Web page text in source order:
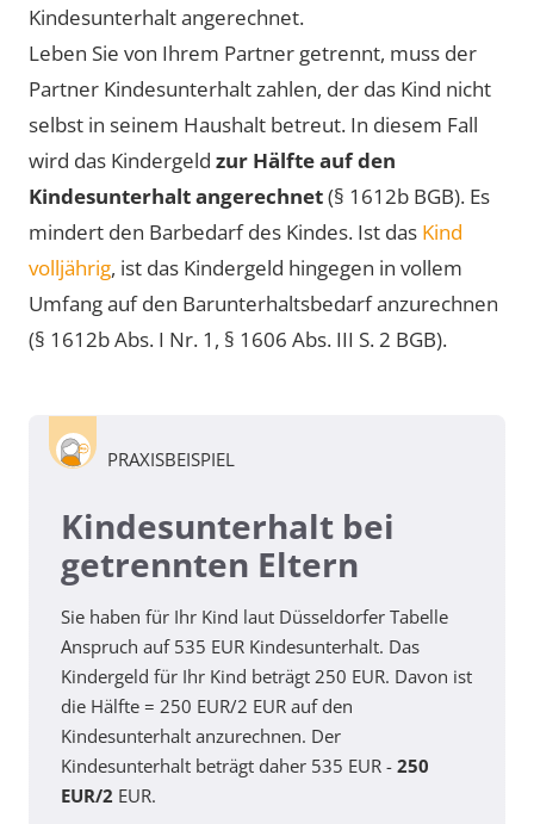
Kindesunterhalt angerechnet.
Leben Sie von Ihrem Partner getrennt, muss der
Partner Kindesunterhalt zahlen, der das Kind nicht
selbst in seinem Haushalt betreut. In diesem Fall
wird das Kindergeld zur Hälfte auf den
Kindesunterhalt angerechnet(§ 1612b BGB). Es
mindert den Barbedarf des Kindes. Ist das Kind
volljährig, ist das Kindergeld hingegen in vollem
Umfang auf den Barunterhaltsbedarf anzurechnen
(§ 1612b Abs. I Nr. 1, § 1606 Abs. III S. 2 BGB).
PRAXISBEISPIEL
Kindesunterhalt bei
getrennten Eltern
Sie haben für Ihr Kind laut Düsseldorfer Tabelle
Anspruch auf 535 EUR Kindesunterhalt. Das
Kindergeld für Ihr Kind beträgt 250 EUR. Davon ist
die Hälfte = 250 EUR/2 EUR auf den
Kindesunterhalt anzurechnen. Der
Kindesunterhalt beträgt daher 535 EUR - 250
EUR/2 EUR.